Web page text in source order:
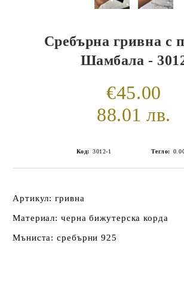
Сребърна гривна с
Шамбала -
€45.00
88.01 лв.
Код: 3012-1 Тегло:
Артикул: гривна
Материал: черна бижутерска корда
Мъниста: сребърни 925